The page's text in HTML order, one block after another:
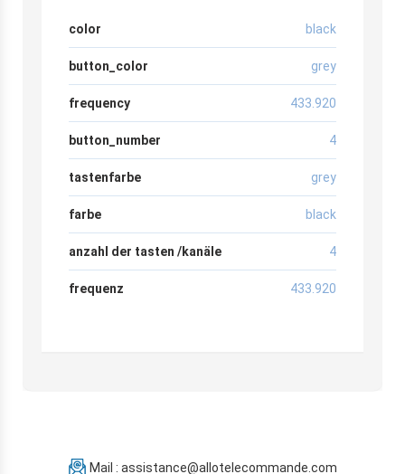
color black
button_color grey
frequency 433.920
button_number 4
tastenfarbe grey
farbe black
anzahl der tasten /kanäle 4
frequenz 433.920
Mail : assistance@allotelecommande.com